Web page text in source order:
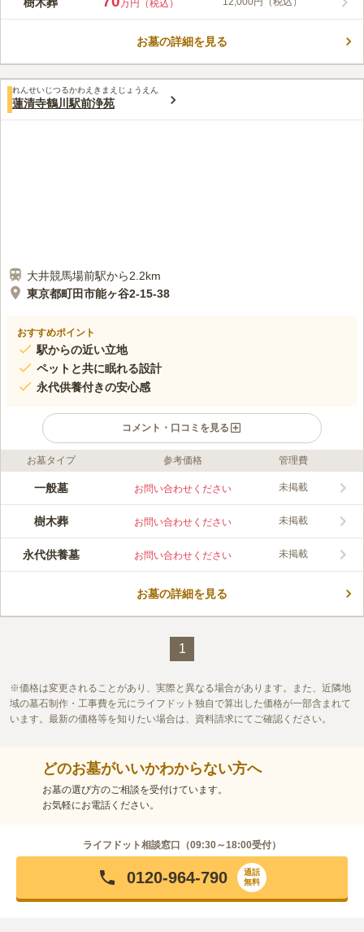
西口、墓地に向かう際は東口から行くと便利です。また、墓地に
す。お墓のタイプは一般墓と樹木葬があり、樹木葬はペット共葬
この霊園はまだ誰からも評価されていません。
万円（税込）
お墓の詳細を見る
れんせいじつるかわえきまえじょうえん
蓮清寺鶴川駅前浄苑
大井競馬場前駅から2.2km
東京都町田市能ヶ谷2-15-38
おすすめポイント
駅からの近い立地
ペットと共に眠れる設計
永代供養付きの安心感
コメント・口コミを見る
口コミ評価
この霊園はまだ誰からも評価されていません。
お墓タイプ 参考価格 管理費
一般墓 お問い合わせください 未掲載
樹木葬 お問い合わせください 未掲載
永代供養墓 お問い合わせください 未掲載
お墓の詳細を見る
1
価格は変更されることがあり、実際と異なる場合があります。また、近隣地
域の墓石制作・工事費を元にライフドット独自で算出した価格が一部含まれて
います。最新の価格等を知りたい場合は、資料請求にてご確認ください。
どのお墓がいいかわからない方へ
お墓の選び方のご相談を受付けています。
お気軽にお電話ください。
ライフドット相談窓口（09:30～18:00受付）
0120-964-790
通話
無料